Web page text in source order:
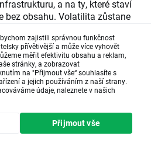
zajistili správnou funkčnost
přívětivější a může více vyhovět
měřit efektivitu obsahu a reklam,
stránky, a zobrazovat
na "Přijmout vše“ souhlasíte s
a jejich používáním z naší strany.
údaje, naleznete v našich
Přijmout vše